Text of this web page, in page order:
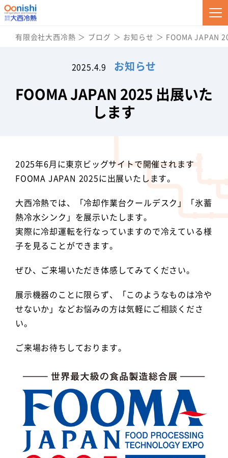
有限会社大西冷熱 ブログ お知らせ FOOMA JAPAN
2025.4.9 お知らせ
FOOMA JAPAN 2025 出展いた
します
2025年6月に東京ビッグサイトで開催されます
FOOMA JAPAN 2025に出展いたします。
大西冷熱では、「冷却作業台クールデスク」「氷蓄
熱冷水シンク」を展示いたします。
実際に冷却運転を行なっていますので冷えている様
子を見ることができます。
ぜひ、ご来場いただき体感してみてください。
展示機器のことに限らず、「このようなものは冷や
せないか」などお悩みの方は気軽にご相談くださ
い。
ご来場お待ちしております。